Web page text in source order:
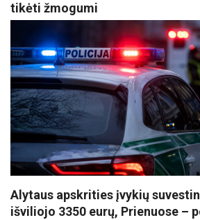
tikėti žmogumi
Alytaus apskrities įvykių
išviliojo 3350 eurų, Prienuose –